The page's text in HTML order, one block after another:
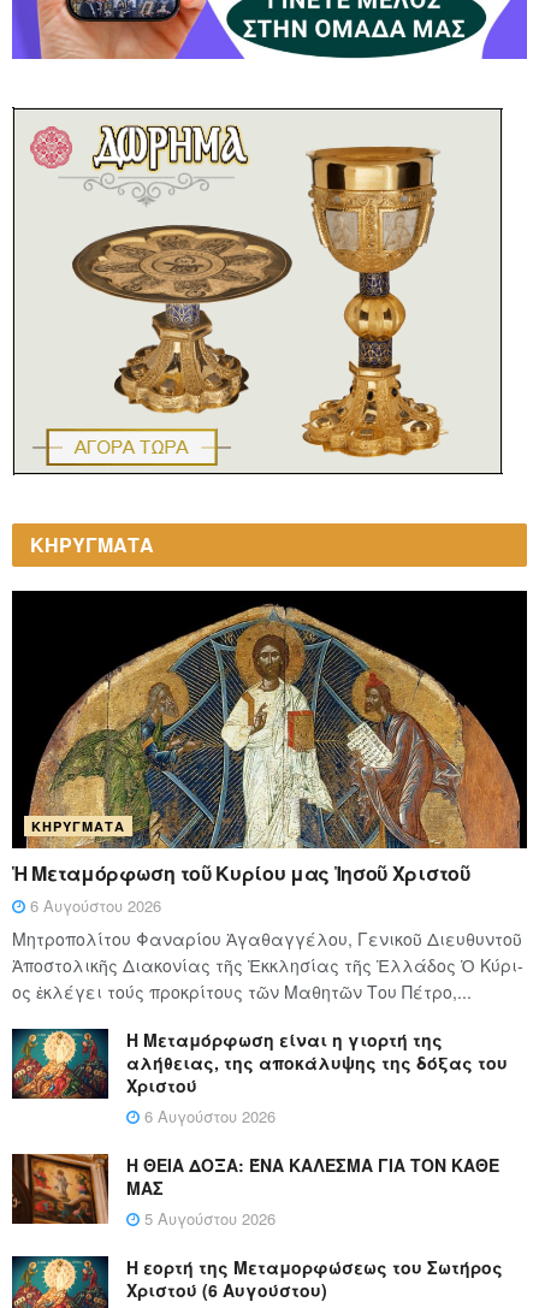
ΚΗΡΥΓΜΑΤΑ
ΚΗΡΎΓΜΑΤΑ
Ἡ Μεταμόρφωση τοῦ Κυρίου μας Ἰησοῦ Χριστοῦ
6 Αυγούστου 2026
Μητροπολίτου Φαναρίου Ἀγαθαγγέλου, Γενικοῦ Διευθυντοῦ
Ἀποστολικῆς Διακονίας τῆς Ἐκκλησίας τῆς Ἑλλάδος Ὁ Κύ­ρι­
ος ἐκλέγει τούς προ­κρί­τους τῶν Μα­θη­τῶν Του Πέ­τρο,...
Η Μεταμόρφωση είναι η γιορτή της
αλήθειας, της αποκάλυψης της δόξας του
Χριστού
6 Αυγούστου 2026
Η ΘΕΙΑ ΔΟΞΑ: ΈΝΑ ΚΑΛΕΣΜΑ ΓΙΑ ΤΟΝ ΚΑΘΕ
ΜΑΣ
5 Αυγούστου 2026
Η εορτή της Μεταμορφώσεως του Σωτήρος
Χριστού (6 Αυγούστου)